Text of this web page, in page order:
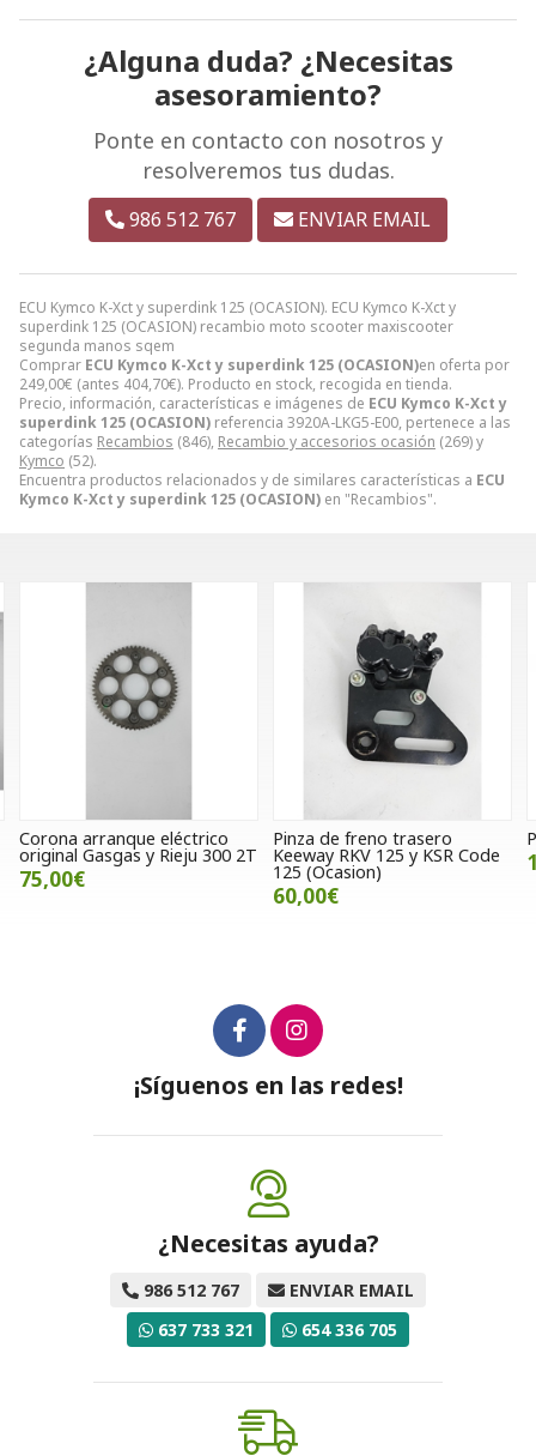
ECU Kymco K-Xct y superdink 125 (OCASION). ECU Kymco K-Xct y
superdink 125 (OCASION) recambio moto scooter maxiscooter
segunda manos sqem
Comprar ECU Kymco K-Xct y superdink 125 (OCASION)en oferta por
249,00€ (antes 404,70€). Producto en stock, recogida en tienda.
Precio, información, características e imágenes de ECU Kymco K-Xct y
superdink 125 (OCASION) referencia 3920A-LKG5-E00, pertenece a las
categorías Recambios (846), Recambio y accesorios ocasión (269) y
Kymco (52).
Encuentra productos relacionados y de similares características a ECU
Kymco K-Xct y superdink 125 (OCASION) en "Recambios".
¿Alguna duda? ¿Necesitas
asesoramiento?
Ponte en contacto con nosotros y
resolveremos tus dudas.
986 512 767 ENVIAR EMAIL
Pinza de freno trasero
Keeway RKV 125 y KSR Code
125 (Ocasion)
60,00€
Portamatrículas Goneli
10,00€
¡Síguenos en las redes!
¿Necesitas ayuda?
986 512 767
ENVIAR EMAIL
637 733 321
654 336 705